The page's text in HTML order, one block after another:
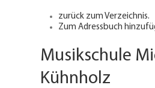
zurück zum Verzeichnis.
Zum Adressbuch
Musikschule
Kühnholz